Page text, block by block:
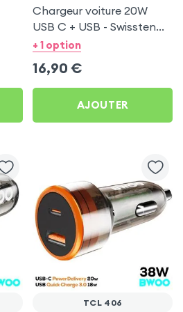
Chargeur voiture 20W
USB C + USB - Swissten
pour TCL 406
+ 1 option
16,90 €
AJOUTER
TCL 406